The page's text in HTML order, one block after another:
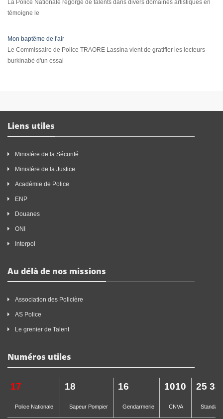
La Police Nationale regorge de talents dans divers domaines artistiques en
témoigne le
Mon baptême de l'air
Le Commissaire de Police TRAORE Lassina vient de gratifier les lecteurs
burkinabè d'un essai
Liens utiles
Ministère de la Sécurité
Ministère de la Justice
Académie de Police
ENP
Douanes
ONI
Interpol
Au délà de nos missions
Association des Policière
AS Police
Le grenier de Talent
Numéros utiles
17
Police Nationale
18
Sapeur Pompier
16
Gendarmerie
1010
CNVA
25 33